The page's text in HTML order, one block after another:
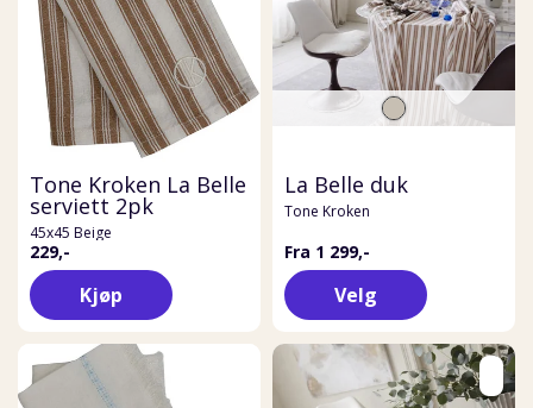
Tone Kroken La Belle
serviett 2pk
45x45 Beige
229,-
Kjøp
La Belle duk
Tone Kroken
Fra 1 299,-
Velg